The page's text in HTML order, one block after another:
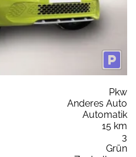
Pkw
Anderes Auto
Automatik
15 km
3
Grün